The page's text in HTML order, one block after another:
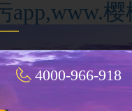
app,www.
4000-966-918